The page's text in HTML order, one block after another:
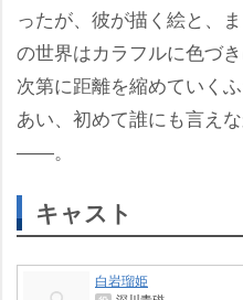
ったが、彼が描く絵と、
の世界はカラフルに色づき
次第に距離を縮めていく
あい、初めて誰にも言え
――。
キャスト
白岩瑠姫